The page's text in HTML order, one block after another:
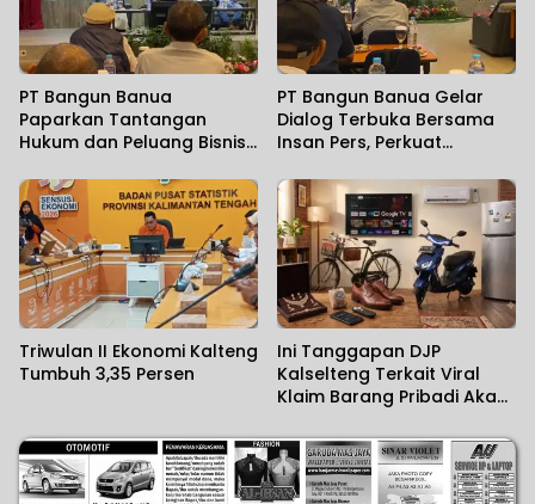
PT Bangun Banua
Paparkan Tantangan
Hukum dan Peluang Bisnis,
Aset Daerah
PT Bangun Banua Gelar
Dialog Terbuka Bersama
Insan Pers, Perkuat
Kepercayaan Publik
Triwulan II Ekonomi Kalteng
Tumbuh 3,35 Persen
Ini Tanggapan DJP
Kalselteng Terkait Viral
Klaim Barang Pribadi Akan
2027